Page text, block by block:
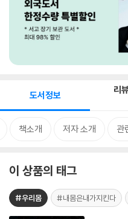
도서정보 리
책소개 저자 소개 관
이 상품의 태그
#우리몸 #내몸은내가지킨다